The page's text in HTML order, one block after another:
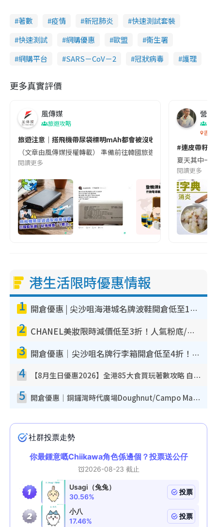
著數 疫情 新冠肺炎
快速測試套裝
快速測試
網購優惠 歐盟
衞生署
網購平台
SARS－CoV－2 冠狀病毒 護理
更多真實評價
風傳媒
旅遊攻略
旅遊注意｜搭飛機帶尿袋標明mAh都會被沒收😱出發前切記檢查
（文章由風傳媒授權轉載） 準備前往韓國旅遊的民眾，近期要
閱讀更多
營養
香港
#連皮帶籽
夏天其中一
閱讀更多
港生活限時優惠情報
1 開倉優惠 | 尖沙咀海港城名牌波鞋開倉低至1折！On鞋$899起／Joy&Peace鞋履$98起
2 CHANEL美妝限時減價低至3折！人氣粉底/唇膏/精華液低至$275！COCO香水都有平
3 開倉優惠｜尖沙咀名牌行李箱開倉低至4折！一連5日 American Tourister/ace./Hallmark $200起！
4 【8月生日優惠2026】全港85大食買玩著數攻略 自助餐/火鍋放題同行免費＋誠品/DONKI送現金券
5 開倉優惠｜銅鑼灣時代廣場Doughnut/Campo Marzio開倉低至1折！背囊、書包、手袋劈價$200起